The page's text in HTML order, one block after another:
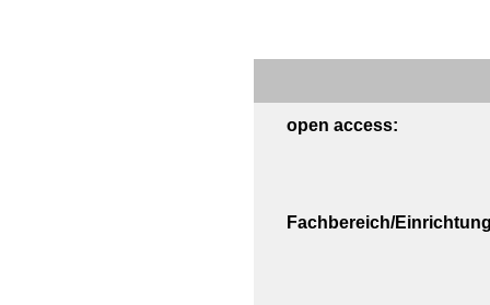
open access:
Fachbereich/